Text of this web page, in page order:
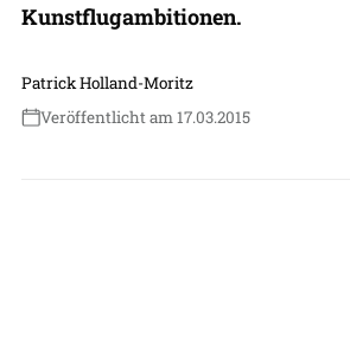
Kunstflugambitionen.
Patrick Holland-Moritz
Veröffentlicht am 17.03.2015